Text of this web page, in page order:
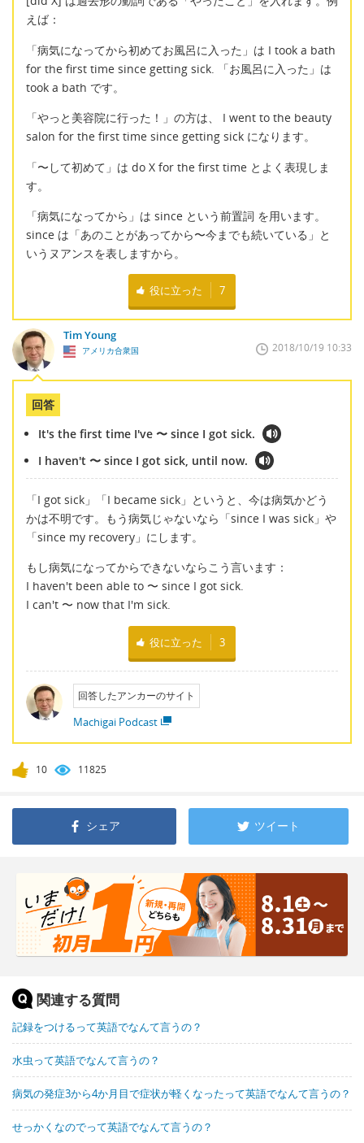
えば：
「病気になってから初めてお風呂に入った」は I took a bath
for the first time since getting sick. 「お風呂に入った」は
took a bath です。
「やっと美容院に行った！」の方は、 I went to the beauty
salon for the first time since getting sick になります。
「〜して初めて」は do X for the first time とよく表現しま
す。
「病気になってから」は since という前置詞 を用います。
since は「あのことがあってから〜今までも続いている」と
いうヌアンスを表しますから。
役に立った 7
Tim Young
アメリカ合衆国 2018/10/19 10:33
回答
It's the first time I've 〜 since I got sick.
I haven't 〜 since I got sick, until now.
「I got sick」「I became sick」というと、今は病気かどう
かは不明です。もう病気じゃないなら「since I was sick」や
「since my recovery」にします。
もし病気になってからできないならこう言います：
I haven't been able to 〜 since I got sick.
I can't 〜 now that I'm sick.
役に立った 3
回答したアンカーのサイト
Machigai Podcast
10 11825
シェア ツイート
関連する質問
記録をつけるって英語でなんて言うの？
水虫って英語でなんて言うの？
病気の発症3から4か月目で症状が軽くなったって英語でなんて言うの？
せっかくなのでって英語でなんて言うの？